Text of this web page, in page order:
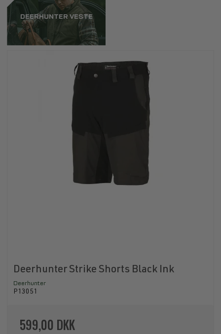
DEERHUNTER VESTE
Deerhunter Strike Shorts Black Ink
Deerhunter
P13051
599,00 DKK